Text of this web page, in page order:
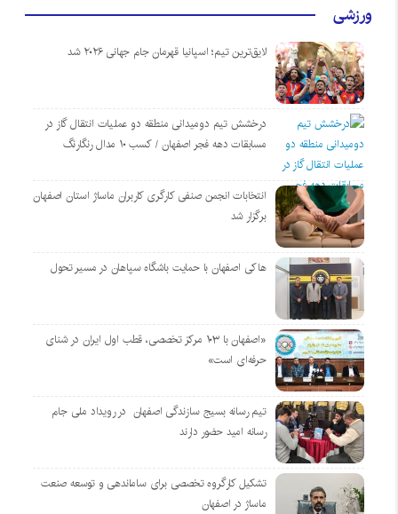
ورزشی
لایق‌ترین تیم؛ اسپانیا قهرمان جام جهانی ۲۰۲۶ شد
درخشش تیم دومیدانی منطقه دو عملیات انتقال گاز در
مسابقات دهه فجر اصفهان / کسب ۱۰ مدال رنگارنگ
انتخابات انجمن صنفی کارگری کاربران ماساژ استان اصفهان
برگزار شد
هاکی اصفهان با حمایت باشگاه سپاهان در مسیر تحول
«اصفهان با ۱۰۳ مرکز تخصصی، قطب اول ایران در شنای
حرفه‌ای است»
تیم رسانه بسیج سازندگی اصفهان در رویداد ملی جام
رسانه امید حضور دارند
تشکیل کارگروه تخصصی برای ساماندهی و توسعه صنعت
ماساژ در اصفهان